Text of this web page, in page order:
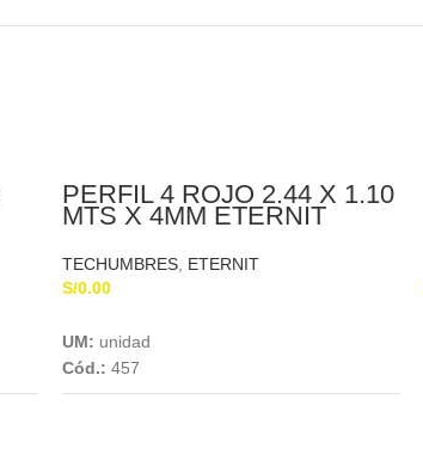
PERFIL 4 ROJO 2.44 X 1.10
MTS X 4MM ETERNIT
TECHUMBRES ETERNIT
S/0.00
UM: unidad
Cód.: 457